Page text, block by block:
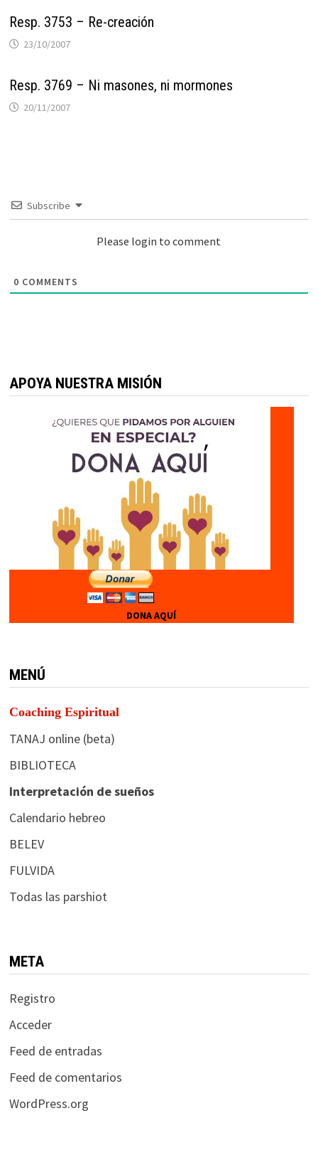
Resp. 3753 – Re-creación
23/10/2007
Resp. 3769 – Ni masones, ni mormones
20/11/2007
Subscribe
Please login to comment
0 COMMENTS
APOYA NUESTRA MISIÓN
DONA AQUÍ
MENÚ
Coaching Espiritual
TANAJ online (beta)
BIBLIOTECA
Interpretación de sueños
Calendario hebreo
BELEV
FULVIDA
Todas las parshiot
META
Registro
Acceder
Feed de entradas
Feed de comentarios
WordPress.org